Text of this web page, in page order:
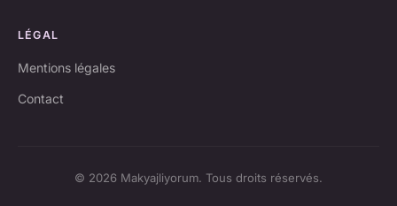
LÉGAL
Mentions légales
Contact
© 2026 Makyajliyorum. Tous droits réservés.